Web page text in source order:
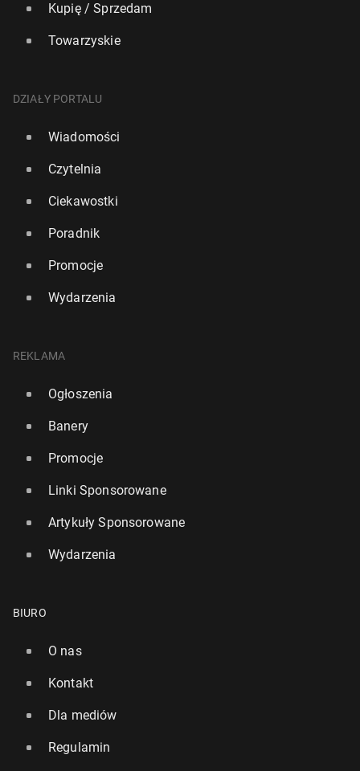
Kupię / Sprzedam
Towarzyskie
DZIAŁY PORTALU
Wiadomości
Czytelnia
Ciekawostki
Poradnik
Promocje
Wydarzenia
REKLAMA
Ogłoszenia
Banery
Promocje
Linki Sponsorowane
Artykuły Sponsorowane
Wydarzenia
BIURO
O nas
Kontakt
Dla mediów
Regulamin